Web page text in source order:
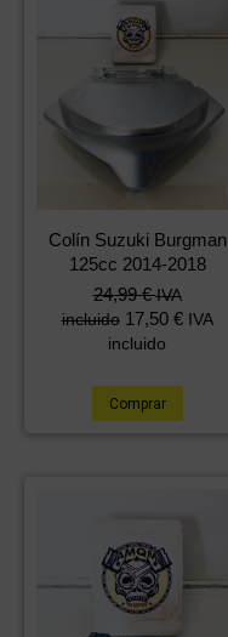
Colín Suzuki Burgman
125cc 2014-2018
24,99€ IVA
incluido 17,50 € IVA
incluido
Comprar